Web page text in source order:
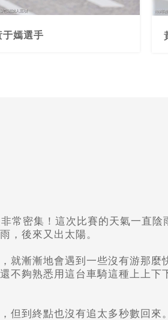
于嫣選手
常密集！ 這次比賽的天氣一直陰
，後來又出太陽。
就漸漸地會遇到一些沒有游那麼
不夠熟悉用這台車騎這種上上下
但到終點也沒有追太多秒數回來。